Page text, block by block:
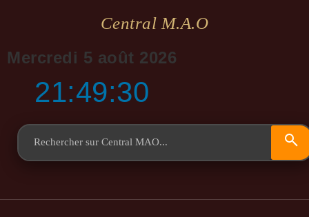
Central M.a.o
Mercredi 5 août 2026
21:49:30